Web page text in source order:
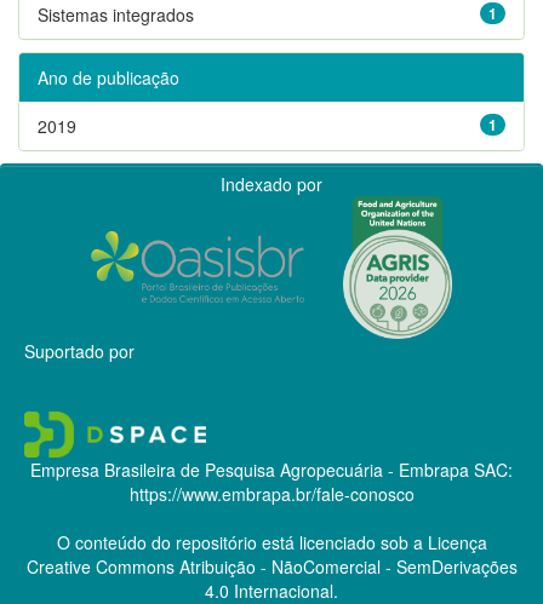
1
Sistemas integrados
Ano de publicação
1
2019
Indexado por
Suportado por
Empresa Brasileira de Pesquisa Agropecuária - Embrapa SAC:
https://www.embrapa.br/fale-conosco
O conteúdo do repositório está licenciado sob a Licença
Creative CommonsAtribuição - NãoComercial - SemDerivações
4.0 Internacional.